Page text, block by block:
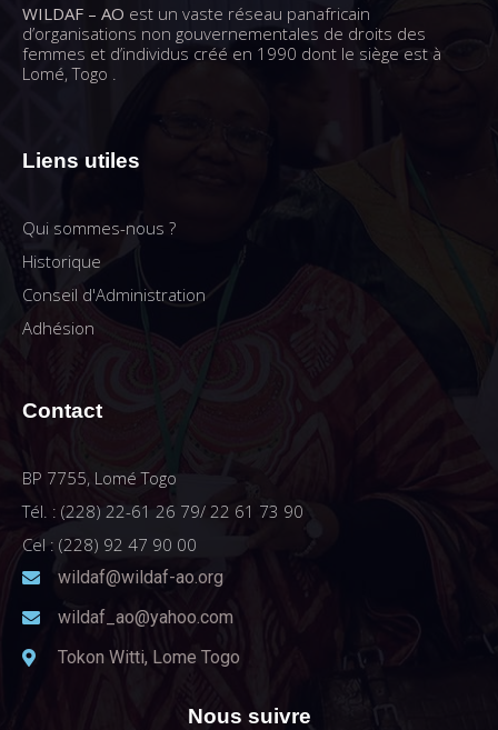
WILDAF – AO est un vaste réseau panafricain
d’organisations non gouvernementales de droits des
femmes et d’individus créé en 1990 dont le siège est à
Lomé, Togo .
Liens utiles
Qui sommes-nous ?
Historique
Conseil d'Administration
Adhésion
Contact
BP 7755, Lomé Togo
Tél. : (228) 22-61 26 79/ 22 61 73 90
Cel : (228) 92 47 90 00
wildaf@wildaf-ao.org
wildaf_ao@yahoo.com
Tokon Witti, Lome Togo
Nous suivre